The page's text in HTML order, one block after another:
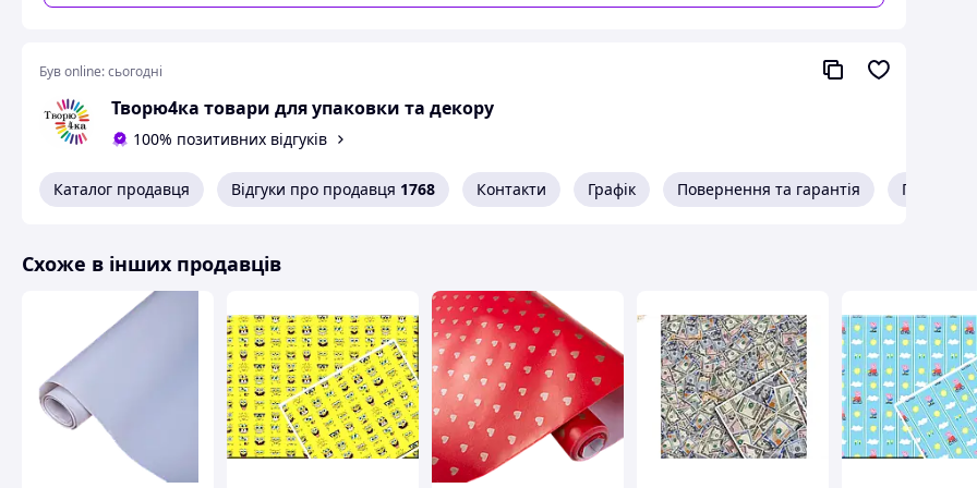
Широка палітра кольорів
Ми пропонуємо великий
вибір кольорів — від
спокійних пастельних до
яскравих глибоких відтінків.
Це дає змогу адаптувати
пакування під будь-який
Висока якість перевірена
роками
Наш папір тішью
виготовляється з
дотриманням технологічних
стандартів і контролем якості
кожної партії. Папір має рівну
Оптимальна ціна від
виробника
Ми самі виготовляємо тішью
й працюємо напряму, без
націнок посередників.
Завдяки цьому забезпечуємо
Був online:сьогодні
Творю4ка товари для упаковки та декору
100% позитивних відгуків
Каталог продавця Відгуки про продавця 1768 Контакти Графік Повернення та гарантія Про
Схоже в інших продавців